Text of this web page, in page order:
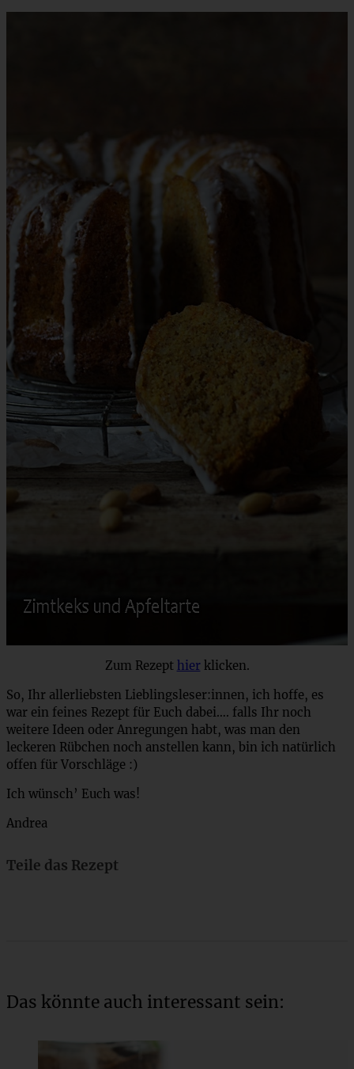
Zum Rezept hierklicken.
So, Ihr allerliebsten Lieblingsleser:innen, ich hoffe, es
war ein feines Rezept für Euch dabei…. falls Ihr noch
weitere Ideen oder Anregungen habt, was man den
leckeren Rübchen noch anstellen kann, bin ich natürlich
offen für Vorschläge :)
Ich wünsch’ Euch was!
Andrea
Teile das Rezept
Das könnte auch interessant sein: